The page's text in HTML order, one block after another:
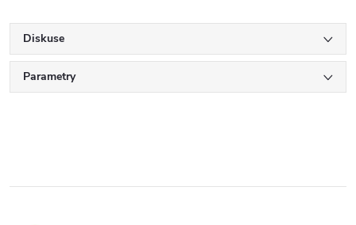
Diskuse
Parametry